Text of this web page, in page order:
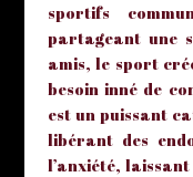
sportifs
partageant une
amis, le sport
besoin inné de
est un puissant
libérant des
l’anxiété,